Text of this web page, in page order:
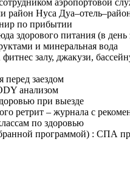
район Нуса
по прибытии
здорового питания (в день
и минеральная вода
залу, джакузи,
перед заездом
анализом
при выезде
ретрит – журнала с
по здоровью
программой) : СПА